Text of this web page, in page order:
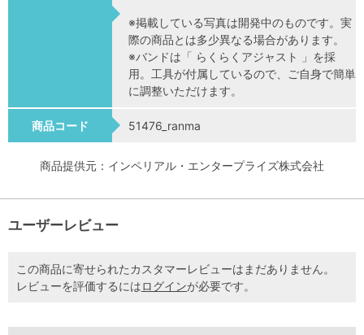
※掲載している写真は開発中のものです。実
際の商品とは多少異なる場合があります。
※バンドは「 らくらくアジャスト 」を採
用。工具が付属しているので、ご自身で簡単
に調整いただけます。
商品コード 51476_ranma
商品提供元：インペリアル・エンタープライズ株式会社
ユーザーレビュー
この商品に寄せられたカスタマーレビューはまだありません。
レビューを評価するにはログインが必要です。